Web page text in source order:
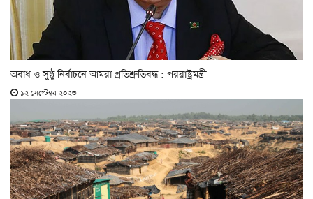
অবাধ ও সুষ্ঠু নির্বাচনে আমরা প্রতিশ্রুতিবদ্ধ : পররাষ্ট্রমন্ত্রী
১২ সেপ্টেম্বর ২০২৩